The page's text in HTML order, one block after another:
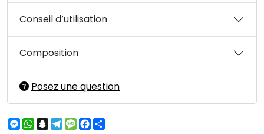
Conseil d’utilisation
Composition
Posez une question
Messenger
WhatsApp
Snapchat
Telegram
MessageFacebook